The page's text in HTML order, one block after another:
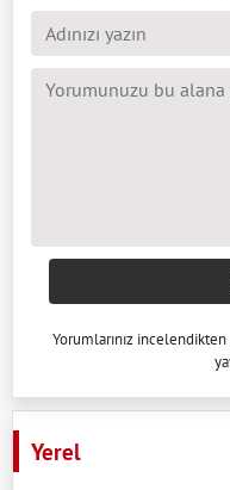
Yorumlarınız incelendikten
Yerel